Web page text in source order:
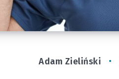
Adam Zieliński